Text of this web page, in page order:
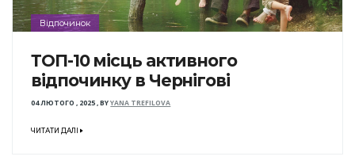
Відпочинок
ТОП-10 місць активного
відпочинку в Чернігові
04 ЛЮТОГО , 2025,BYYANA TREFILOVA
ЧИТАТИ ДАЛІ